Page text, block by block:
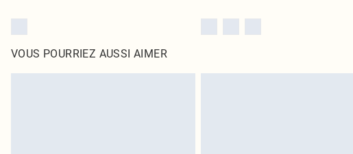
VOUS POURRIEZ AUSSI AIMER